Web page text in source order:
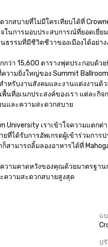
กสบายที่ไม่มีใครเทียบได้ที่
นการมอบประสบการณ์ที่ยอดเยี่ย
รรมที่มีชีวิตชีวาของเมืองได้อย่า
กว่า 15,600 ตารางฟุตประกอบด้
ามยิ่งใหญ่ของ Summit
หรับงานสังคมและงานแต่งงานด้
พื้นที่อเนกประสงค์ของเรา แต่ล
และความสะดวกสบาย
University เราเข้าใจความแต
ยที่ได้รับการอัพเกรดผู้เข้าร่วมก
ก็สามารถลิ้มลองอาหารได้ที่
ามคาดหวังของคุณด้วยมาตรฐาน
ความสะดวกสบายสูงสุด
แ
ป